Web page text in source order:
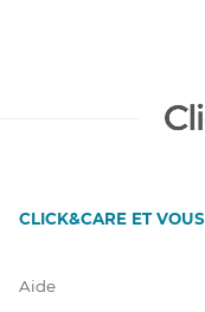
CLICK&CARE ET VOUS
Aide